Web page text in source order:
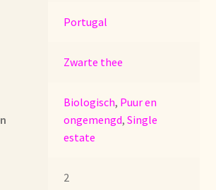
Portugal
Zwarte thee
Biologisch, Puur en
ongemengd,Single
estate
2